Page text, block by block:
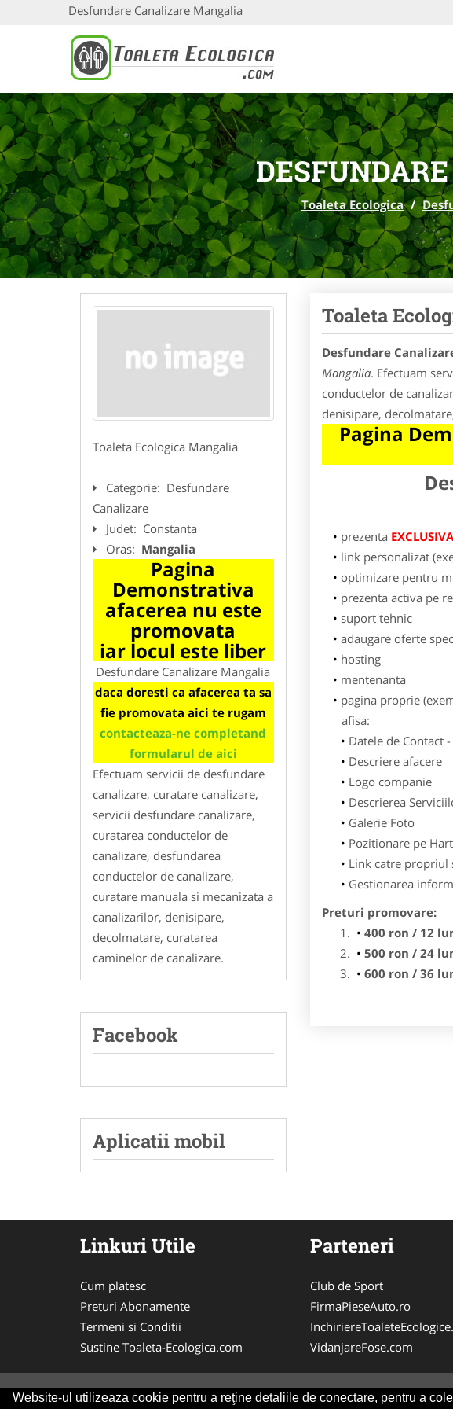
Website-ul utilizeaza cookie pentru a reţine detaliile de conectare, pentru a
Desfundare Canalizare Mangalia
Toaleta Ecologica /
Toaleta Ecologica Mangalia
Categorie: Desfundare
Canalizare
Judet: Constanta
Oras: Mangalia
Pagina
Demonstrativa
afacerea nu este
promovata
iar locul este liber
Desfundare Canalizare Mangalia
daca doresti ca afacerea ta sa
fie promovata aici te rugam
contacteaza-ne completand
formularul de aici
Efectuam servicii de desfundare
canalizare, curatare canalizare,
servicii desfundare canalizare,
curatarea conductelor de
canalizare, desfundarea
conductelor de canalizare,
curatare manuala si mecanizata a
canalizarilor, denisipare,
decolmatare, curatarea
caminelor de canalizare.
Facebook
Aplicatii mobil
Toaleta
Desfundare
Mangalia. Efectuam
conductelor de
denisipare,
Pagina
prezenta EXCLUSIVA
link personalizat
optimizare pentru
prezenta activa pe
suport tehnic
adaugare oferte
hosting
mentenanta
pagina proprie
afisa:
Datele de Contact
Descriere afacere
Logo companie
Descrierea
Galerie Foto
Pozitionare pe
Link catre propriul
Gestionarea
Preturi promovare:
400 ron / 12
500 ron / 24
600 ron / 36
Linkuri Utile
Cum platesc
Preturi Abonamente
Termeni si Conditii
Sustine Toaleta-Ecologica.com
Parteneri
Club de Sport
FirmaPieseAuto.ro
VidanjareFose.com
© 2014-2026 Powered byVilonMedia& Tokaido Consult-ANPC SOL